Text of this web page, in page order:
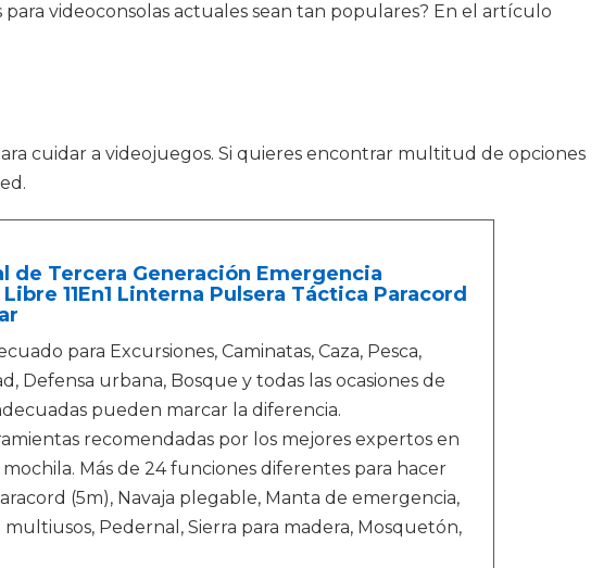
videoconsolas actuales sean tan populares? En el artículo
cuidar a videojuegos. Si quieres encontrar multitud de opciones
Tercera Generación Emergencia
11En1 Linterna Pulsera Táctica Paracord
para Excursiones, Caminatas, Caza, Pesca,
Defensa urbana, Bosque y todas las ocasiones de
pueden marcar la diferencia.
recomendadas por los mejores expertos en
Más de 24 funciones diferentes para hacer
(5m), Navaja plegable, Manta de emergencia,
Pedernal, Sierra para madera, Mosquetón,